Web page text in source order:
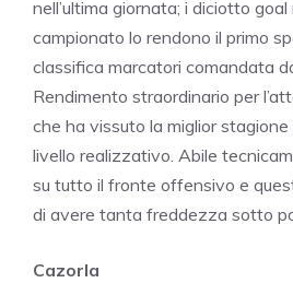
nell’ultima giornata; i diciotto
campionato lo rendono il primo
classifica marcatori comandata
Rendimento straordinario per
che ha vissuto la miglior stagione
livello realizzativo. Abile
su tutto il fronte offensivo e
di avere tanta freddezza sotto
Cazorla